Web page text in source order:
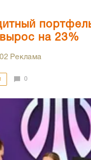
на 23%
Реклама
0